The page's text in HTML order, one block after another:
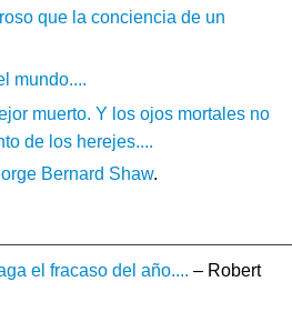
que la conciencia de un
mundo....
muerto. Y los ojos mortales no
de los herejes....
Bernard Shaw.
el fracaso del año.... – Robert